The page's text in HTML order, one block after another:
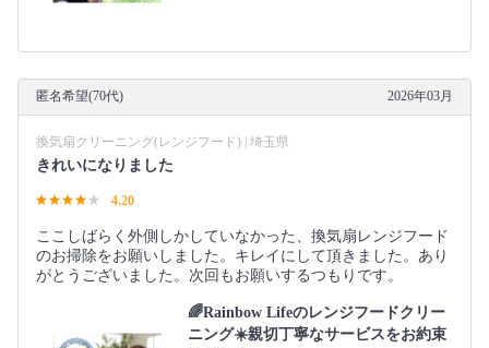
匿名希望(70代) 2026年03月
換気扇クリーニング(レンジフード) | 埼玉県
きれいになりました
4.20
ここしばらく外側しかしていなかった、換気扇レンジフード
のお掃除をお願いしました。キレイにして頂きました。あり
がとうございました。次回もお願いするつもりです。
🌈Rainbow Lifeのレンジフードクリー
ニング☀️親切丁寧なサービスをお約束